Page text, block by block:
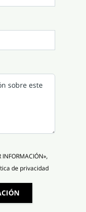
de privacidad